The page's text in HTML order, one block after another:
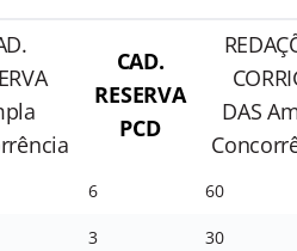
CAD.
RESERVA
PCD
DAS
6 60
3 30